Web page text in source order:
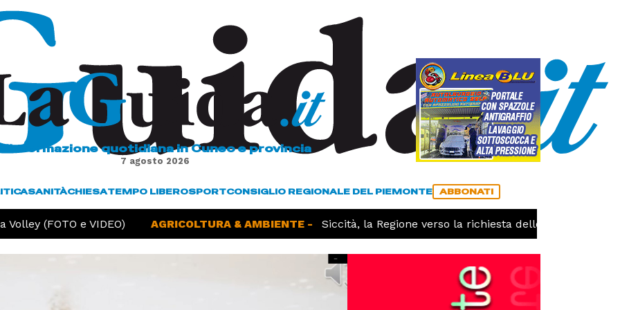
L'informazione quotidiana in Cuneo e provincia
7 agosto 2026
SANITÀCHIESATEMPO LIBEROSPORTCONSIGLIO REGIONALE DEL PIEMONTE ABBONATI
(FOTO e VIDEO) AGRICOLTURA & AMBIENTE - Siccità, la Regione verso la richiesta dello stato di